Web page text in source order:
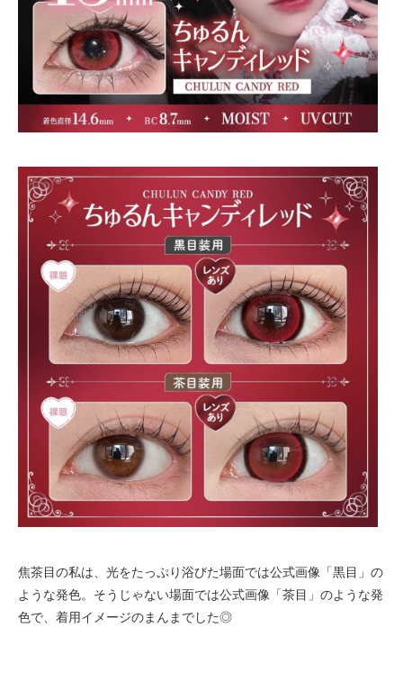
焦茶目の私は、光をたっぷり浴びた場面では公式画像「黒目」の
ような発色。そうじゃない場面では公式画像「茶目」のような発
色で、着用イメージのまんまでした◎